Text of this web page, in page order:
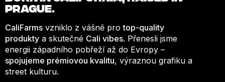
PRAGUE.
CaliFarms vzniklo z vášně protop-quality
produkty a skutečné Cali vibes. Přenesli jsme
energii západního pobřeží až do Evropy –
spojujeme prémiovou kvalitu, výraznou grafiku a
street kulturu.